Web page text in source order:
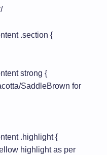
.section {
strong {
SaddleBrown for
.highlight {
highlight as per